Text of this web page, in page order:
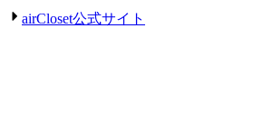
airCloset公式サイト